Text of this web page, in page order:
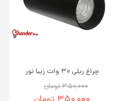
چراغ ریلی 30 وات زیبا نور
۳۵۰,۰۰۰ تومان